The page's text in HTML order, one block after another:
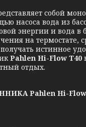
собой
насоса вода из
энергии и вода в
на термостате,
истинное
Pahlen Hi-Flow T40
отдых.
Pahlen Hi-Flow